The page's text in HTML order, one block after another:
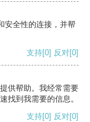
安全性的连接，并帮
支持[0] 反对[0]
供帮助。我经常需要
找到我需要的信息。
支持[0] 反对[0]